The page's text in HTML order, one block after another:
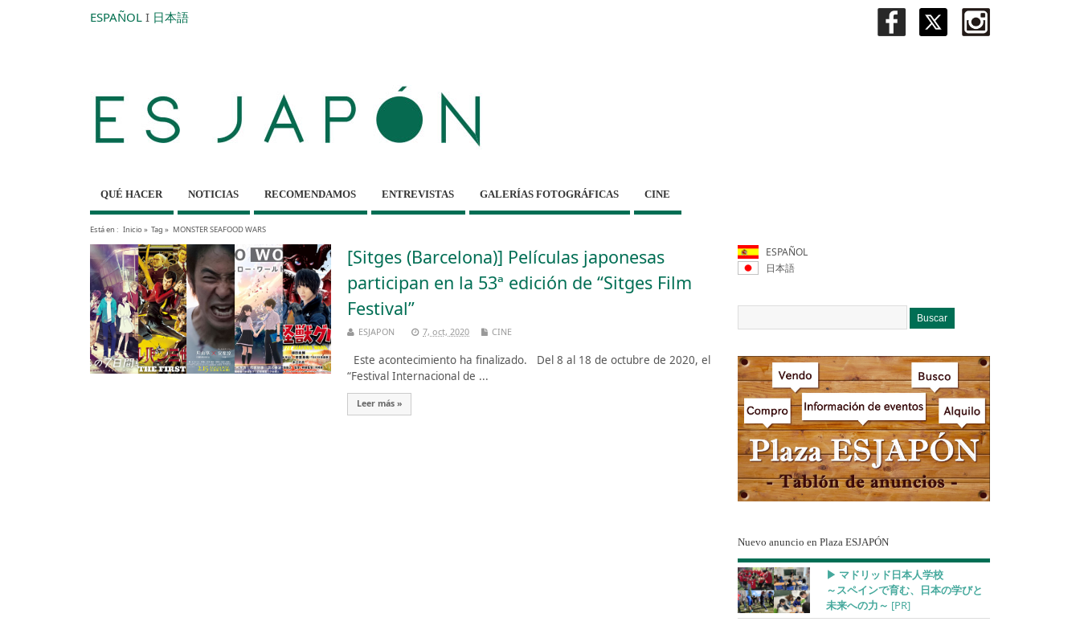
ESPAÑOL I 日本語
QUÉ HACER NOTICIAS RECOMENDAMOS ENTREVISTAS GALERÍAS FOTOGRÁFICAS CINE
Está en : Inicio» Tag » MONSTER SEAFOOD WARS
[Sitges (Barcelona)] Películas japonesas
participan en la 53ª edición de “Sitges Film
Festival”
ESJAPON 7, oct, 2020 CINE
Este acontecimiento ha finalizado. Del 8 al 18 de octubre de 2020, el
“Festival Internacional de ...
Leer más »
ESPAÑOL
日本語
Nuevo anuncio en Plaza ESJAPÓN
▶︎ マドリッド日本人学校
～スペインで育む、日本の学びと
未来への力～ [PR]